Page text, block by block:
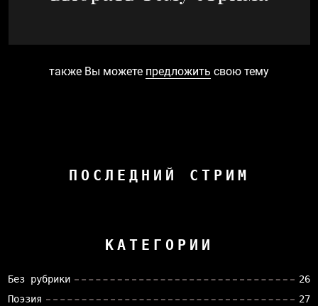
также Вы можете предложить свою тему
ПОСЛЕДНИЙ СТРИМ
КАТЕГОРИИ
Без рубрики
26
Поэзия
27